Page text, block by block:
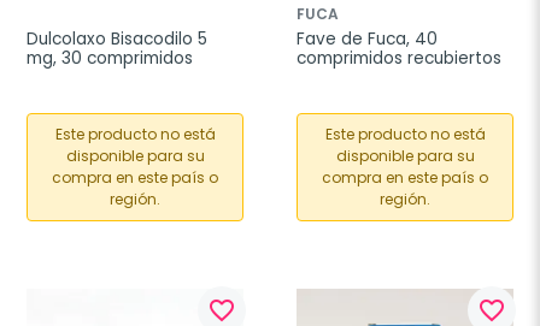
Dulcolaxo Bisacodilo 5
mg, 30 comprimidos
Este producto no está
disponible para su
compra en este país o
región.
FUCA
Fave de Fuca, 40
comprimidos recubiertos
Este producto no está
disponible para su
compra en este país o
región.
favorite_border favorite_border